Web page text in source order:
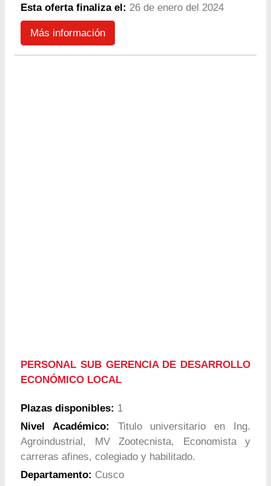
Esta oferta finaliza el: 26 de enero del 2024
Más información
PERSONAL SUB GERENCIA DE DESARROLLO
ECONÓMICO LOCAL
Plazas disponibles: 1
Nivel Académico: Titulo universitario en Ing.
Agroindustrial, MV Zootecnista, Economista y
carreras afines, colegiado y habilitado.
Departamento: Cusco